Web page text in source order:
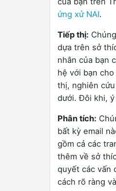
ứng xử NAI.
Tiếp thị:
dựa trên sở
nhân của bạn
hệ với bạn
thị, nghiên
dưới. Đôi khi,
Phân tích:
bất kỳ email
gồm cả các
thêm về sở
quyết các vấn
cách rõ ràng